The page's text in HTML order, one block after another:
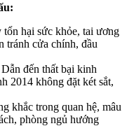
tổn hại sức khỏe, tai ương
tránh cửa chính, đầu
Dẫn đến thất bại kinh
2014 không đặt két sắt,
khắc trong quan hệ, mâu
phòng ngủ hướng